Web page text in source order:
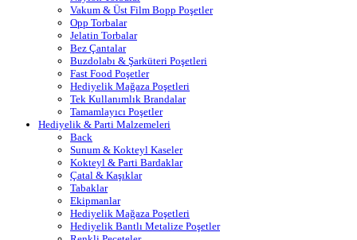
Vakum & Üst Film Bopp Poşetler
Opp Torbalar
Jelatin Torbalar
Bez Çantalar
Buzdolabı & Şarküteri Poşetleri
Fast Food Poşetler
Hediyelik Mağaza Poşetleri
Tek Kullanımlık Brandalar
Tamamlayıcı Poşetler
Hediyelik & Parti Malzemeleri
Back
Sunum & Kokteyl Kaseler
Kokteyl & Parti Bardaklar
Çatal & Kaşıklar
Tabaklar
Ekipmanlar
Hediyelik Mağaza Poşetleri
Hediyelik Bantlı Metalize Poşetler